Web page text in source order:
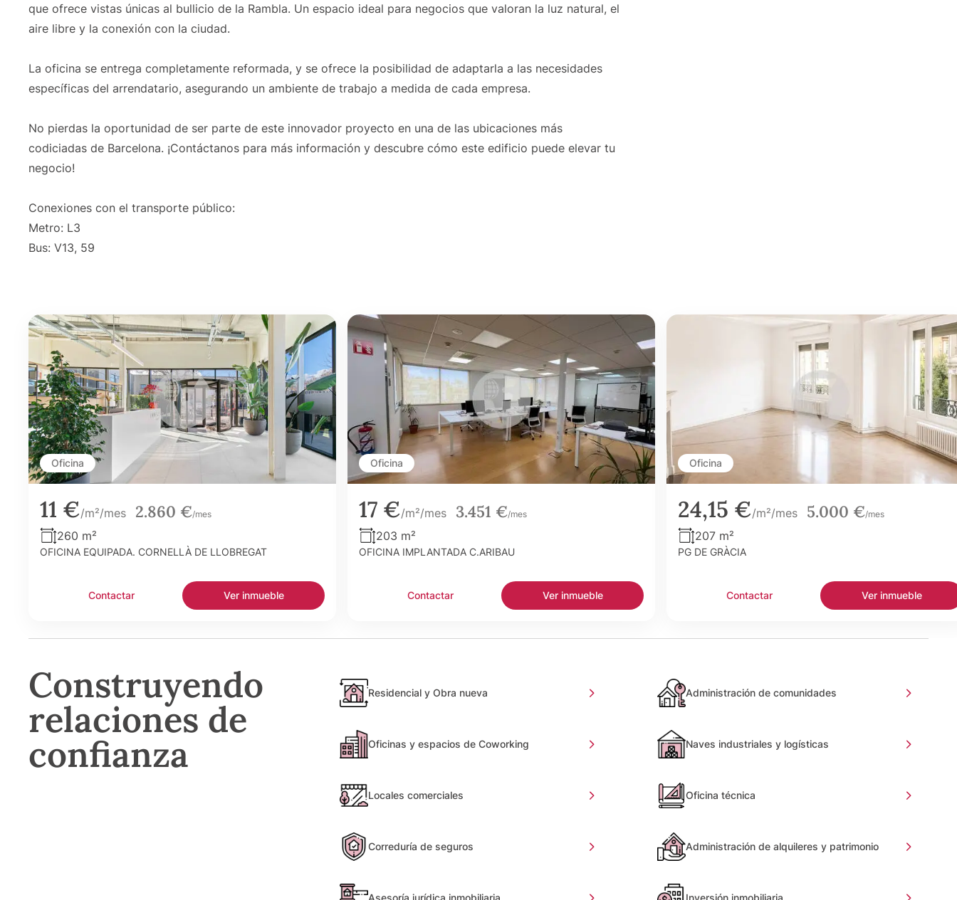
que ofrece vistas únicas al bullicio de la Rambla. Un espacio ideal para negocios que valoran la luz natural, el
aire libre y la conexión con la ciudad.
La oficina se entrega completamente reformada, y se ofrece la posibilidad de adaptarla a las necesidades
específicas del arrendatario, asegurando un ambiente de trabajo a medida de cada empresa.
No pierdas la oportunidad de ser parte de este innovador proyecto en una de las ubicaciones más
codiciadas de Barcelona. ¡Contáctanos para más información y descubre cómo este edificio puede elevar tu
negocio!
Conexiones con el transporte público:
Metro: L3
Bus: V13, 59
Oficina
11 €/m²/mes 2.860 €/mes
260 m²
OFICINA EQUIPADA. CORNELLÀ DE LLOBREGAT
Contactar Ver inmueble
Oficina
17 €/m²/mes 3.451 €/mes
203 m²
OFICINA IMPLANTADA C.ARIBAU
Contactar Ver inmueble
Oficina
24,15 €/m²/mes 5.000 €/mes
207 m²
PG DE GRÀCIA
Contactar Ver inmueble
Construyendo
relaciones de
confianza
Residencial y Obra nueva Administración de comunidades
Oficinas y espacios de Coworking Naves industriales y logísticas
Locales comerciales Oficina técnica
Correduría de seguros Administración de alquileres y patrimonio
Asesoría jurídica inmobiliaria Inversión inmobiliaria